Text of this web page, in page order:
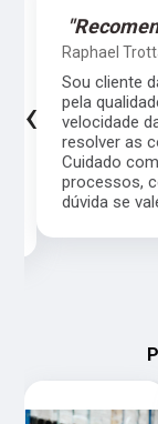
Raphael
Sou cliente
pela
velocidade
resolver as
Cuidado
processos,
dúvida se
‹